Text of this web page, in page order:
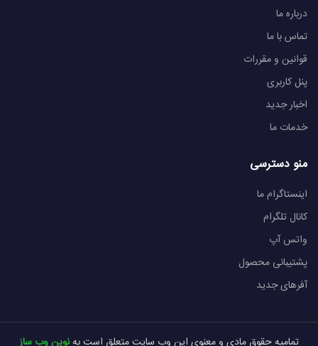
درباره ما
تماس با ما
قوانین و مقررات
پنل کاربری
اخبار جدید
خدمات ما
منو دسترسی
اینستاگرام ما
کانال تلگرام
واتس آپ
پشتیبانی محصول
آفرهای جدید
تمامیه حقوق مادی و معنوی این وب سایت متعلق است بهنوین وب ساز